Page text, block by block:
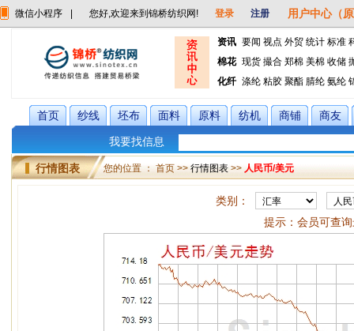
微信小程序 您好,欢迎来到锦桥纺织网! 登录 注册 用户中心（
资讯 要闻 视点 外贸 统计 标准
棉花 现货 撮合 郑棉 美棉 收储
化纤 涤纶 粘胶 聚酯 腈纶 氨纶
首页 纱线 坯布 面料 原料 纺机 商铺 商友
我要找信息
行情图表 您的位置 ： 首页 >>行情图表>>人民币/美元
类别：
提示：会员可查